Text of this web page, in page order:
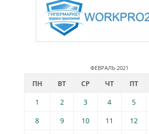
ФЕВРАЛЬ 2021
ПН ВТ СР ЧТ ПТ
1
2 3 4 5
8
9 10 11 12